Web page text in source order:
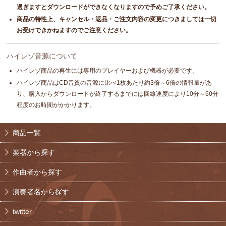
過ぎますとダウンロードができなくなりますので予めご了承ください。
商品の特性上、キャンセル・返品・ご注文内容の変更につきましては一切
お受けできかねますのでご注意ください。
ハイレゾ音源について
ハイレゾ商品の再生には専用のプレイヤーおよび機器が必要です。
ハイレゾ商品はCD音質の音源に比べ1枚あたり約3倍～6倍の情報量があ
り、購入からダウンロードが終了するまでには回線速度により10分～60分
程度のお時間がかかります。
商品一覧
楽器から探す
作曲者から探す
演奏者名から探す
twitter